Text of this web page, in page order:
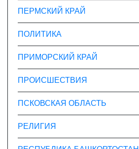
ПЕРМСКИЙ КРАЙ
ПОЛИТИКА
ПРИМОРСКИЙ КРАЙ
ПРОИСШЕСТВИЯ
ПСКОВСКАЯ ОБЛАСТЬ
РЕЛИГИЯ